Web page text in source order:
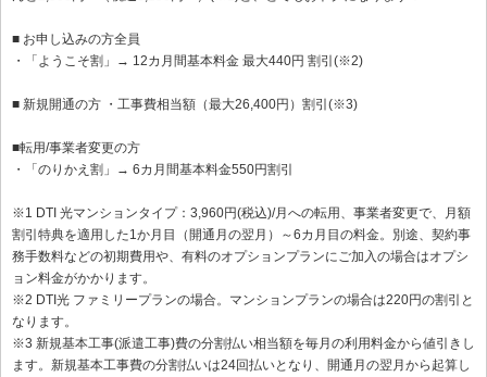
■ お申し込みの方全員
・「ようこそ割」→ 12カ月間基本料金 最大440円 割引(※2)
■ 新規開通の方 ・工事費相当額（最大26,400円）割引(※3)
■転用/事業者変更の方
・「のりかえ割」→ 6カ月間基本料金550円割引
※1 DTI 光マンションタイプ：3,960円(税込)/月への転用、事業者変更で、月額
割引特典を適用した1か月目（開通月の翌月）～6カ月目の料金。別途、契約事
務手数料などの初期費用や、有料のオプションプランにご加入の場合はオプシ
ョン料金がかかります。
※2 DTI光 ファミリープランの場合。マンションプランの場合は220円の割引と
なります。
※3 新規基本工事(派遣工事)費の分割払い相当額を毎月の利用料金から値引きし
ます。新規基本工事費の分割払いは24回払いとなり、開通月の翌月から起算し